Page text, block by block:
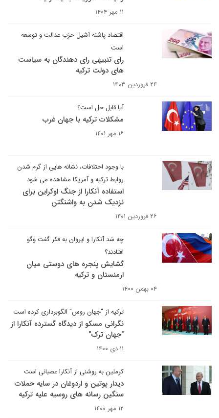
۱۱ مهر ۱۴۰۴
اقتصاد پاشنه آشیل حزب عدالت و توسعه
است
رای تنبیهی رای دهندگان به سیاست
های دولت ترکیه
۲۴ فروردین ۱۴۰۳
آیا قابل حل است؟
مشکلات ترکیه با جهان غرب
۱۶ مهر ۱۴۰۱
با وجود اختلافات، نشانه هایی از گرم شدن
روابط ترکیه و آمریکا مشاهده می شود
استفاده آنکارا از جنگ اوکراین برای
نزدیک شدن به واشنگتن
۲۶ فروردین ۱۴۰۱
چه شد آنکارا و ایروان به فکر گفت وگو
افتادند؟
گشایش پنجره های دوستی میان
ارمنستان و ترکیه
۰۴ بهمن ۱۴۰۰
ترکیه از "جهان روس" الگوبرداری کرده است
نگرانی مسکو از دیدگاه گسترده آنکارا از
"جهان ترک"
۱۱ دی ۱۴۰۰
کرملین به روشنی از آنکارا عصبانی است
دیدار پوتین و اردوغان در سایه حملات
سنگین رسانه های روسیه علیه ترکیه
۱۲ مهر ۱۴۰۰